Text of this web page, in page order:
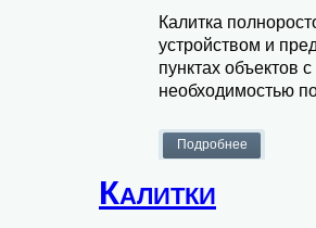
Калитка
устройством и
пунктах объектов
необходимостью
Калитки